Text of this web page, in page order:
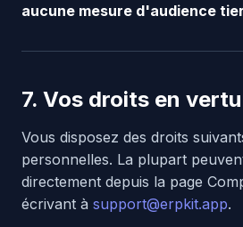
aucune mesure d'audience
7. Vos droits en vertu
Vous disposez des droits
personnelles. La plupart
directement depuis la page
écrivant à support@erpkit.app.